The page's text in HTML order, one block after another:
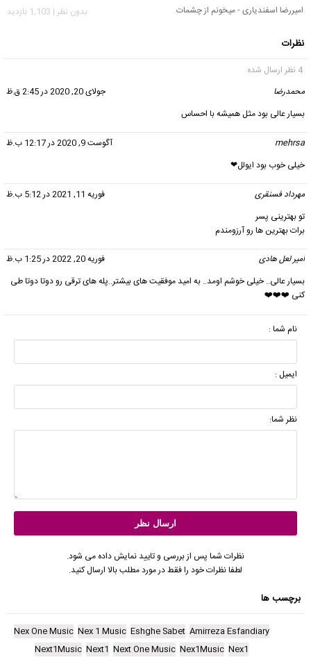
امیررضا اسفندیاری - میخونم از چشمات
بدون نظر | 1,103 بازدید
نظرات
4 نظر ارسال شده
محمدرضا
جولای 20, 2020 در 2:45 ق.ظ
بسیار عالی بود مثل همیشه با احساس
mehrsa
آگوست 9, 2020 در 12:17 ب.ظ
خیلی خوب بود ایولل❤
مهرداد فسنقری
فوریه 11, 2021 در 5:12 ب.ظ
تو بهترینی پسر
برات بهترین ها رو آرزومندم
امیر لعل هادی
فوریه 20, 2022 در 1:25 ب.ظ
بسیار عالی.. خیلی خوشم اومد.. به امید موفقیت های بیشتر..پله های ترقی رو دوتا دوتا طی
کنی ❤️❤️❤️
نام شما :
ایمیل :
نظر شما:
نظرات شما پس از بررسی و تایید نمایش داده می شود.
لطفا نظرات خود را فقط در مورد مطلب بالا ارسال کنید.
برچسب ها
Amirreza Esfandiary
Eshghe Sabet
Nex 1 Music
Nex One Music
Nex1
Nex1Music
Next One Music
Next1
Next1Music